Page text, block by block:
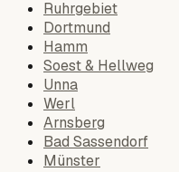
Ruhrgebiet
Dortmund
Hamm
Soest & Hellweg
Unna
Werl
Arnsberg
Bad Sassendorf
Münster